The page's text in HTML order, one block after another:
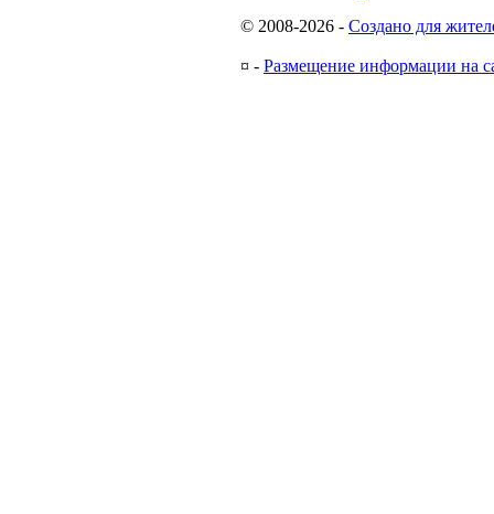
© 2008-2026 - Создано для
¤ - Размещение информации на